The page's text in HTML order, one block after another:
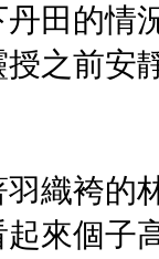
田的情
之前安
織袴的
來個子